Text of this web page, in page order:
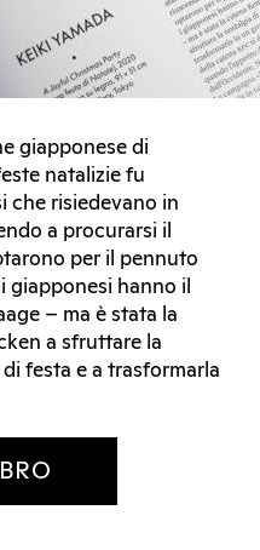
giapponese di
natalizie fu
che risiedevano in
a procurarsi il
per il pennuto
giapponesi hanno il
– ma è stata la
a sfruttare la
festa e a trasformarla